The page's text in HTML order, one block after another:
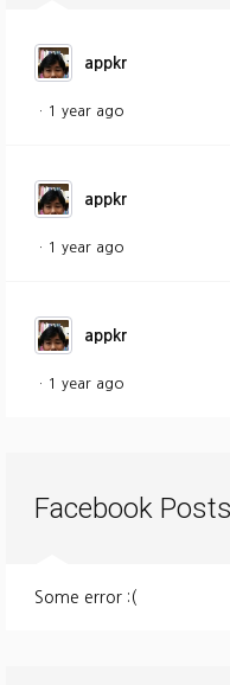
appkr
· 1 year ago
appkr
· 1 year ago
appkr
· 1 year ago
Facebook Posts
Some error :(